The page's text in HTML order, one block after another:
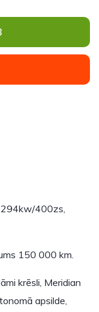
294kw/400zs,
150 000 km.
krēsli, Meridian
apsilde,